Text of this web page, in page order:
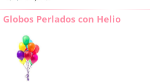
Globos Perlados con Helio